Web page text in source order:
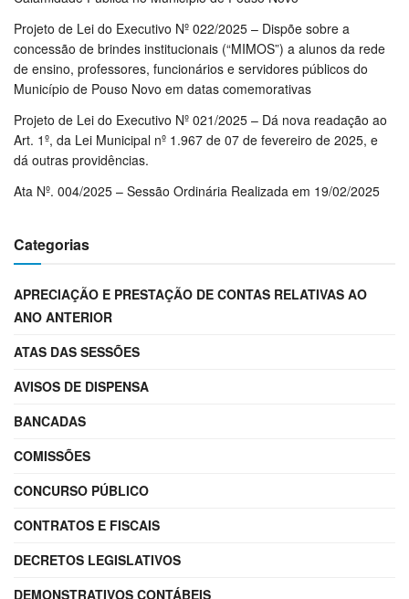
Projeto de Lei do Executivo Nº 022/2025 – Dispõe sobre a
concessão de brindes institucionais (“MIMOS”) a alunos da rede
de ensino, professores, funcionários e servidores públicos do
Município de Pouso Novo em datas comemorativas
Projeto de Lei do Executivo Nº 021/2025 – Dá nova readação ao
Art. 1º, da Lei Municipal nº 1.967 de 07 de fevereiro de 2025, e
dá outras providências.
Ata Nº. 004/2025 – Sessão Ordinária Realizada em 19/02/2025
Categorias
APRECIAÇÃO E PRESTAÇÃO DE CONTAS RELATIVAS AO
ANO ANTERIOR
ATAS DAS SESSÕES
AVISOS DE DISPENSA
BANCADAS
COMISSÕES
CONCURSO PÚBLICO
CONTRATOS E FISCAIS
DECRETOS LEGISLATIVOS
DEMONSTRATIVOS CONTÁBEIS